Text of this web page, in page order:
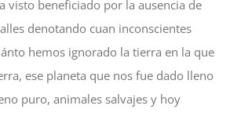
visto beneficiado por la ausencia de
denotando cuan inconscientes
hemos ignorado la tierra en la que
ese planeta que nos fue dado lleno
puro, animales salvajes y hoy